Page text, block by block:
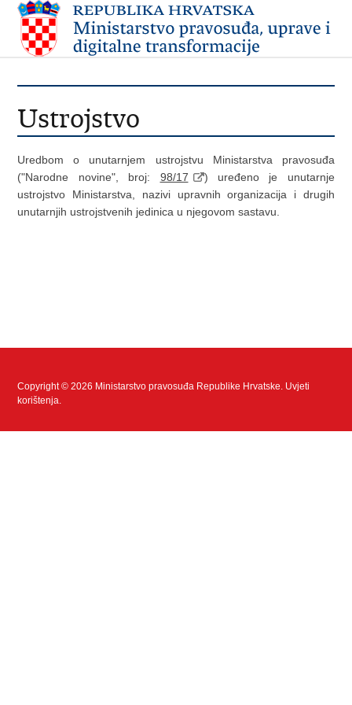
Ustrojstvo
Uredbom o unutarnjem ustrojstvu Ministarstva pravosuđa
("Narodne novine", broj: 98/17
) uređeno je unutarnje
ustrojstvo Ministarstva, nazivi upravnih organizacija i drugih
unutarnjih ustrojstvenih jedinica u njegovom sastavu.
Copyright © 2026 Ministarstvo pravosuđa Republike Hrvatske. Uvjeti
korištenja.